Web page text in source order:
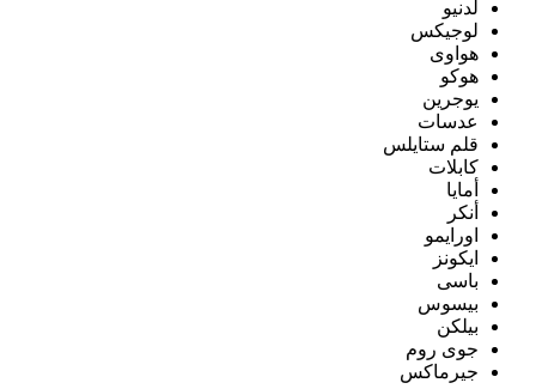
لدنيو
لوجيكس
هواوى
هوكو
يوجرين
عدسات
قلم ستايلس
كابلات
أمايا
أنكر
اورايمو
ايكونز
باسى
بيسوس
بيلكن
جوى روم
جيرماكس